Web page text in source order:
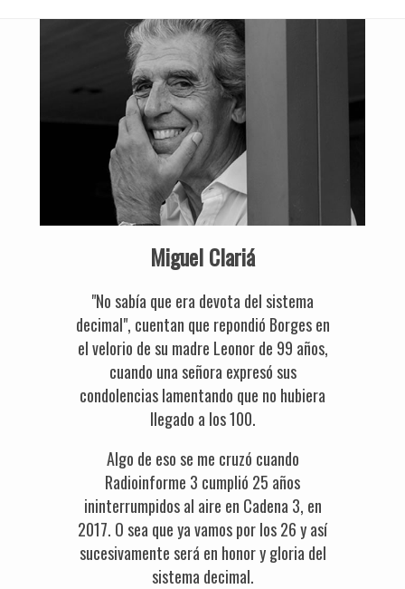
Miguel Clariá
"No sabía que era devota del sistema
decimal", cuentan que repondió Borges en
el velorio de su madre Leonor de 99 años,
cuando una señora expresó sus
condolencias lamentando que no hubiera
llegado a los 100.
Algo de eso se me cruzó cuando
Radioinforme 3 cumplió 25 años
ininterrumpidos al aire en Cadena 3, en
2017. O sea que ya vamos por los 26 y así
sucesivamente será en honor y gloria del
sistema decimal.